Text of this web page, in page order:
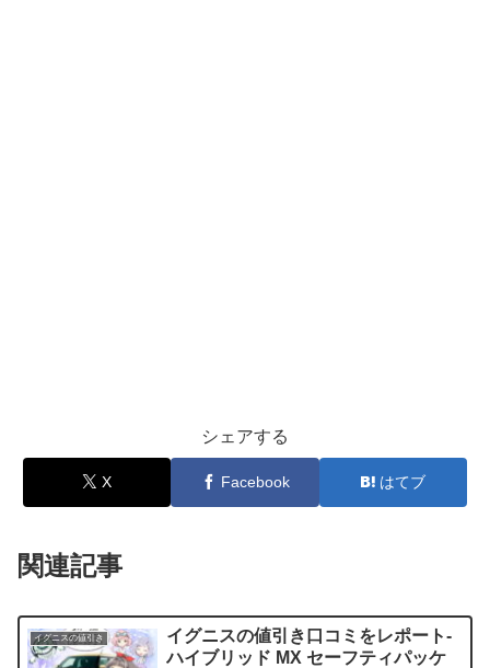
シェアする
X Facebook はてブ
関連記事
イグニスの値引き
イグニスの値引き口コミをレポート-
ハイブリッド MX セーフティパッケ